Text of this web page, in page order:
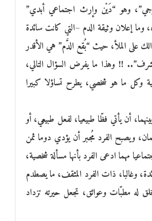
وهو “دَيْن وإرث اجتماعي أبدي”
وما إعلان وثيقة الدم –التي كانت سائدة
على الملأ، حيث “بُقع الدَّم” هي الأقدر
!! وهذا ما يفرض السؤال التالي،
وكل ما هو شخصي، يطرح تساؤلا كبيرا
أن يأتي فظّا طبيعيا، لفعل طبيعي، أو
ويصبح الفرد مُجبر أن يؤدي دوما ثمن
مهما ادعى الفرد بأنها مسألة شخصية،
وغالبا، ذات الفرد المثقف، ما يصطدم
له مطبّات وعوائق، تجعل حيرته تزداد